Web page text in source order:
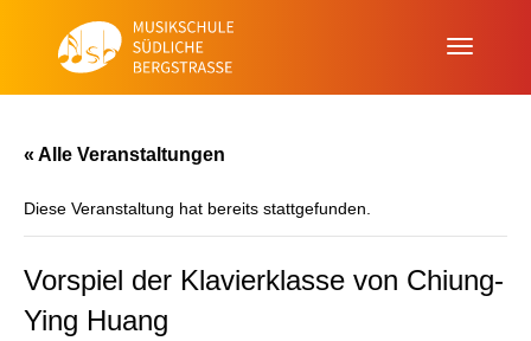
« Alle Veranstaltungen
Diese Veranstaltung hat bereits stattgefunden.
Vorspiel der Klavierklasse von Chiung-
Ying Huang